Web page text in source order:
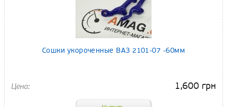
Сошки укороченные ВАЗ 2101-07 -60мм
1,600 грн